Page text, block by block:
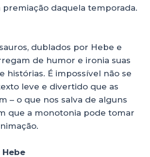
daquela temporada.
dublados por Hebe e
de humor e ironia suas
histórias. É impossível não se
leve e divertido que as
– o que nos salva de alguns
que a monotonia pode tomar
Hebe